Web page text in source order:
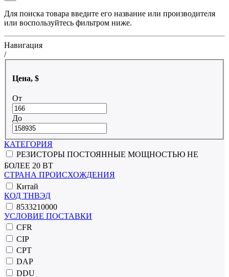
Для поиска товара введите его название или производителя
или воспользуйтесь фильтром ниже.
Навигация
/
Цена, $
От
До
КАТЕГОРИЯ
РЕЗИСТОРЫ ПОСТОЯННЫЕ МОЩНОСТЬЮ НЕ
БОЛЕЕ 20 ВТ
СТРАНА ПРОИСХОЖДЕНИЯ
Китай
КОД ТНВЭД
8533210000
УСЛОВИЕ ПОСТАВКИ
CFR
CIP
CPT
DAP
DDU